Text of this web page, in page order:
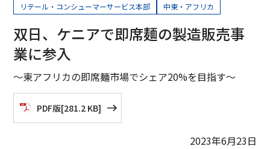
リテール・コンシューマーサービス本部 中東・アフリカ
双日、ケニアで即席麺の製造販売事
業に参入
～東アフリカの即席麺市場でシェア20%を目指す～
PDF版[281.2 KB]
2023年6月23日